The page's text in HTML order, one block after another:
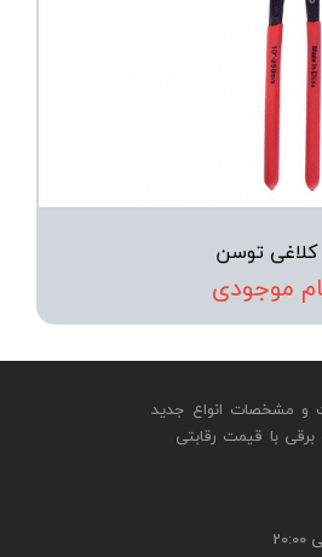
کلاغی توسن
موجودی
مشخصات انواع جدید
برقی ​​​​​​​با قیمت رقابتی